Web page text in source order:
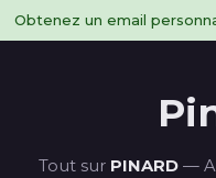
Obtenez un email
Tout sur PINARD—